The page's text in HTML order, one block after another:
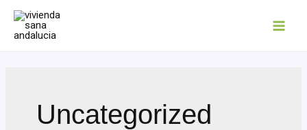
Uncategorized